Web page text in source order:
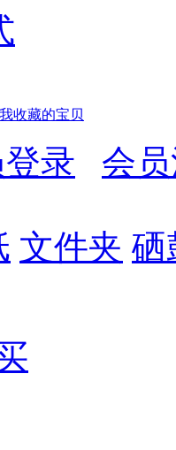
我收藏的宝贝
录 会
文件夹 硒